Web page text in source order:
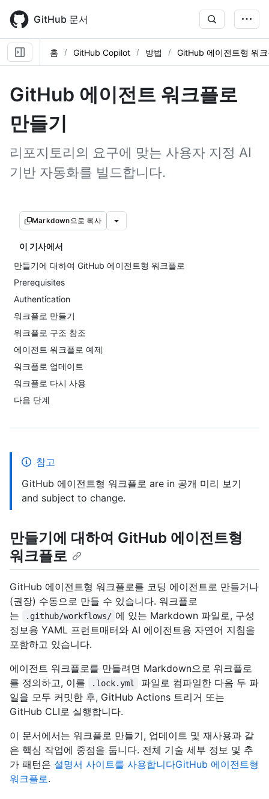
main
content
GitHub 문서
홈 GitHub Copilot 방법 GitHub 에이전트형 워
GitHub 에이전트 워크플로
만들기
리포지토리의 요구에 맞는 사용자 지정 AI
기반 자동화를 빌드합니다.
Markdown으로 복사
이 기사에서
만들기에 대하여 GitHub 에이전트형 워크플로
Prerequisites
Authentication
워크플로 만들기
워크플로 구조 참조
에이전트 워크플로 예제
워크플로 업데이트
워크플로 다시 사용
다음 단계
참고
GitHub 에이전트형 워크플로 are in 공개 미리 보기
and subject to change.
만들기에 대하여 GitHub 에이전트형
워크플로
GitHub 에이전트형 워크플로를 코딩 에이전트로 만들거나
(권장) 수동으로 만들 수 있습니다. 워크플로
는
.github/workflows/ 에 있는 Markdown 파일로, 구성
정보용 YAML 프런트매터와 AI 에이전트용 자연어 지침을
포함하고 있습니다.
에이전트 워크플로를 만들려면 Markdown으로 워크플로
를 정의하고, 이를
.lock.yml
파일로 컴파일한 다음 두 파
일을 모두 커밋한 후, GitHub Actions 트리거 또는
GitHub CLI로 실행합니다.
이 문서에서는 워크플로 만들기, 업데이트 및 재사용과 같
은 핵심 작업에 중점을 둡니다. 전체 기술 세부 정보 및 추
가 패턴은 설명서 사이트를 사용합니다GitHub 에이전트형
워크플로.